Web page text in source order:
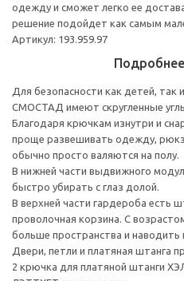
одежду и сможет легко ее
решение подойдет как самым
Артикул: 193.959.97
Для безопасности как детей,
СМОСТАД имеют скругленные
Благодаря крючкам изнутри и
проще развешивать одежду,
обычно просто валяются на полу.
В нижней части выдвижного
быстро убирать с глаз долой.
В верхней части гардероба есть
проволочная корзина. С
больше пространства и наводить
Двери, петли и платяная штанга
2 крючка для платяной штанги